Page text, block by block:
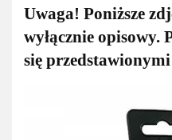
Uwaga! Poniższe
wyłącznie opisowy.
się